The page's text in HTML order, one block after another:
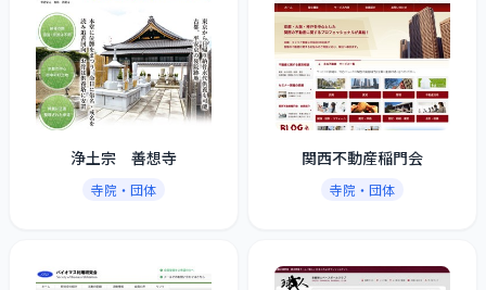
浄土宗 善想寺
寺院・団体
関西不動産稲門会
寺院・団体